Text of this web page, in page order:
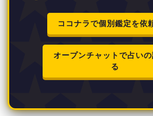
ココナラで個別鑑定を依
オープンチャットで占い
る